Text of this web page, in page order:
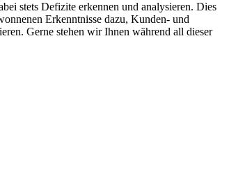
stets Defizite erkennen und analysieren. Dies
Erkenntnisse dazu, Kunden- und
Gerne stehen wir Ihnen während all dieser